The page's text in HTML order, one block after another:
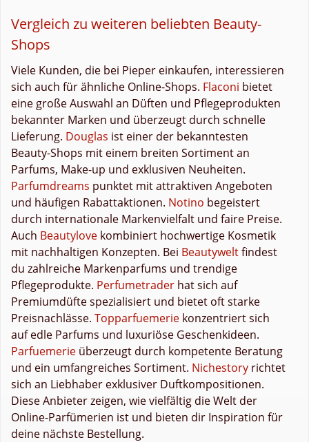
Vergleich zu weiteren beliebten Beauty-
Shops
Viele Kunden, die bei Pieper einkaufen, interessieren
sich auch für ähnliche Online-Shops. Flaconi bietet
eine große Auswahl an Düften und Pflegeprodukten
bekannter Marken und überzeugt durch schnelle
Lieferung. Douglas ist einer der bekanntesten
Beauty-Shops mit einem breiten Sortiment an
Parfums, Make-up und exklusiven Neuheiten.
Parfumdreams punktet mit attraktiven Angeboten
und häufigen Rabattaktionen. Notino begeistert
durch internationale Markenvielfalt und faire Preise.
Auch Beautylove kombiniert hochwertige Kosmetik
mit nachhaltigen Konzepten. Bei Beautyweltfindest
du zahlreiche Markenparfums und trendige
Pflegeprodukte. Perfumetrader hat sich auf
Premiumdüfte spezialisiert und bietet oft starke
Preisnachlässe. Topparfuemerie konzentriert sich
auf edle Parfums und luxuriöse Geschenkideen.
Parfuemerie überzeugt durch kompetente Beratung
und ein umfangreiches Sortiment. Nichestory richtet
sich an Liebhaber exklusiver Duftkompositionen.
Diese Anbieter zeigen, wie vielfältig die Welt der
Online-Parfümerien ist und bieten dir Inspiration für
deine nächste Bestellung.